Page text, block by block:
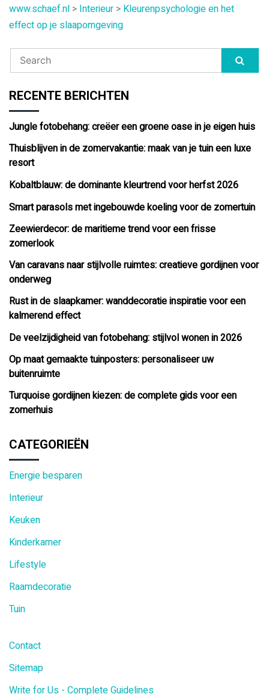
www.schaef.nl > Interieur > Kleurenpsychologie en het
effect op je slaapomgeving
RECENTE BERICHTEN
Jungle fotobehang: creëer een groene oase in je eigen huis
Thuisblijven in de zomervakantie: maak van je tuin een luxe
resort
Kobaltblauw: de dominante kleurtrend voor herfst 2026
Smart parasols met ingebouwde koeling voor de zomertuin
Zeewierdecor: de maritieme trend voor een frisse
zomerlook
Van caravans naar stijlvolle ruimtes: creatieve gordijnen voor
onderweg
Rust in de slaapkamer: wanddecoratie inspiratie voor een
kalmerend effect
De veelzijdigheid van fotobehang: stijlvol wonen in 2026
Op maat gemaakte tuinposters: personaliseer uw
buitenruimte
Turquoise gordijnen kiezen: de complete gids voor een
zomerhuis
CATEGORIEËN
Energie besparen
Interieur
Keuken
Kinderkamer
Lifestyle
Raamdecoratie
Tuin
Contact
Sitemap
Write for Us - Complete Guidelines